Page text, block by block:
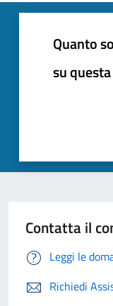
Quanto
su
Contatta il
Leggi le
Richiedi